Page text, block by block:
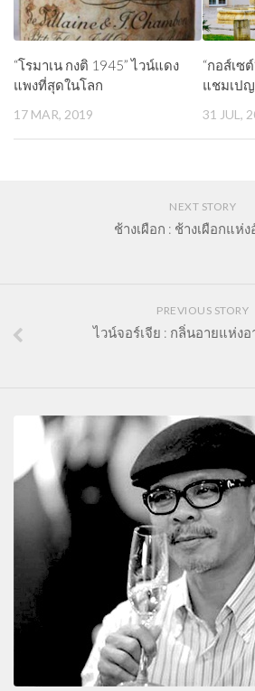
“โรมาเน กงติ 1945” ไวน์แดง
แพงที่สุดในโลก
17 MAR, 2019
“กอส์เซ
แชมเปญ
31 JUL,
NEXT STORY
ช้างเผือก : ช้างเผือกแห่
PREVIOUS STORY
ไวน์จอร์เจีย : กลิ่นอายแห่งอ